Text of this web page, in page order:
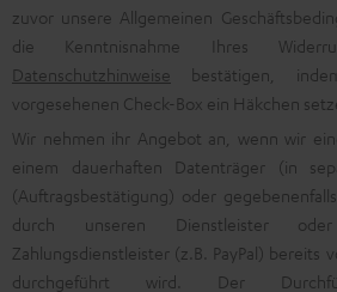
zuvor unsere Allgemeinen
die Kenntnisnahme Ihres
Datenschutzhinweise bestätigen,
vorgesehenen Check-Box ein Häkchen
Wir nehmen ihr Angebot an, wenn wir
einem dauerhaften Datenträger (in
(Auftragsbestätigung) oder
durch unseren Dienstleister
Zahlungsdienstleister (z.B. PayPal) bereits
durchgeführt wird. Der